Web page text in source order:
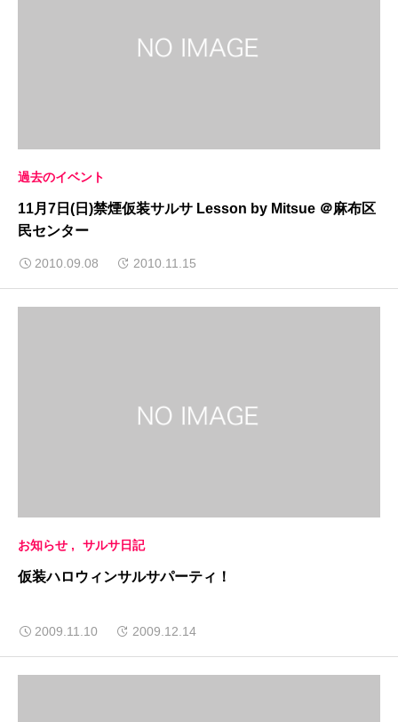
過去のイベント
11月7日(日)禁煙仮装サルサ Lesson by Mitsue ＠麻布区
民センター
2010.09.08 2010.11.15
お知らせ サルサ日記
仮装ハロウィンサルサパーティ！
2009.11.10 2009.12.14